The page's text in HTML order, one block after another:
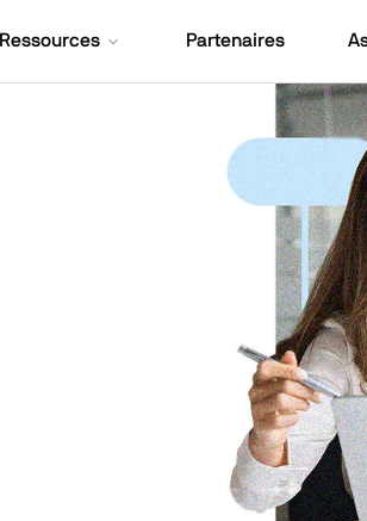
Ressources Partenaires